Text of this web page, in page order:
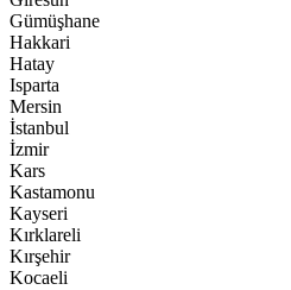
Gümüşhane
Hakkari
Hatay
Isparta
Mersin
İstanbul
İzmir
Kars
Kastamonu
Kayseri
Kırklareli
Kırşehir
Kocaeli